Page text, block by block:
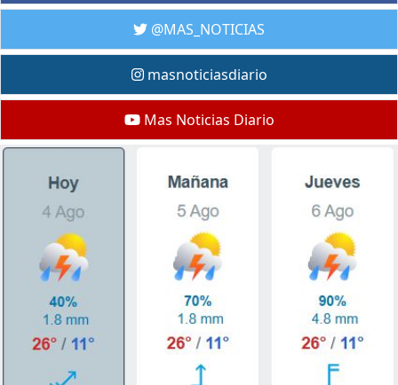
@MAS_NOTICIAS
masnoticiasdiario
Mas Noticias Diario